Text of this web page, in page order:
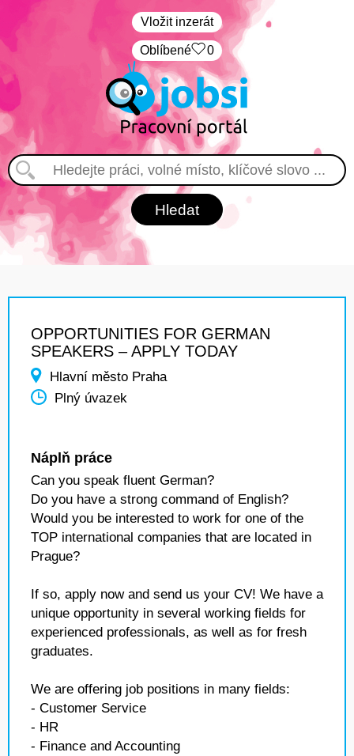
Vložit inzerát
Oblíbené 0
OPPORTUNITIES FOR GERMAN
SPEAKERS – APPLY TODAY
Hlavní město Praha
Plný úvazek
Náplň práce
Can you speak fluent German?
Do you have a strong command of English?
Would you be interested to work for one of the
TOP international companies that are located in
Prague?
If so, apply now and send us your CV! We have a
unique opportunity in several working fields for
experienced professionals, as well as for fresh
graduates.
We are offering job positions in many fields:
- Customer Service
- HR
- Finance and Accounting